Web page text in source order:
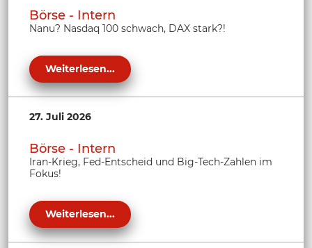
Börse - Intern
Nanu? Nasdaq 100 schwach, DAX stark?!
Weiterlesen...
27. Juli 2026
Börse - Intern
Iran-Krieg, Fed-Entscheid und Big-Tech-Zahlen im
Fokus!
Weiterlesen...